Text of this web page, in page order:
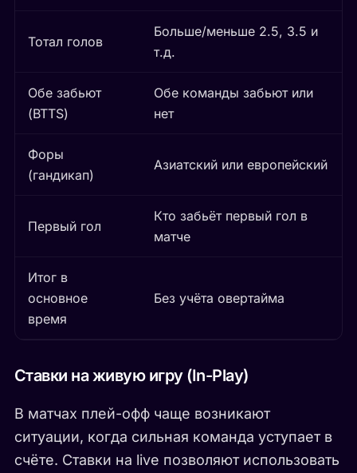
Тотал голов
Больше/меньше 2.5, 3.5 и
т.д.
Обе забьют
(BTTS)
Обе команды забьют или
нет
Форы
(гандикап)
Азиатский или европейский
Первый гол
Кто забьёт первый гол в
матче
Итог в
основное
время
Без учёта овертайма
Ставки на живую игру (In-Play)
В матчах плей-офф чаще возникают
ситуации, когда сильная команда уступает в
счёте. Ставки на live позволяют использовать